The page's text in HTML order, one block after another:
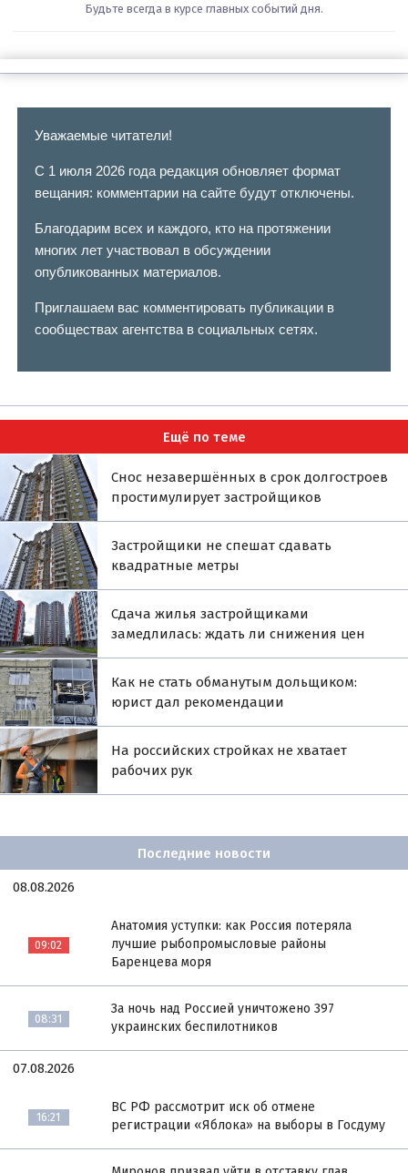
Будьте всегда в курсе главных событий дня.
Уважаемые читатели!
С 1 июля 2026 года редакция обновляет формат
вещания: комментарии на сайте будут отключены.
Благодарим всех и каждого, кто на протяжении
многих лет участвовал в обсуждении
опубликованных материалов.
Приглашаем вас комментировать публикации в
сообществах агентства в социальных сетях.
Ещё по теме
Снос незавершённых в срок долгостроев
простимулирует застройщиков
Застройщики не спешат сдавать
квадратные метры
Сдача жилья застройщиками
замедлилась: ждать ли снижения цен
Как не стать обманутым дольщиком:
юрист дал рекомендации
На российских стройках не хватает
рабочих рук
Последние новости
08.08.2026
09:02
Анатомия уступки: как Россия потеряла
лучшие рыбопромысловые районы
Баренцева моря
08:31
За ночь над Россией уничтожено 397
украинских беспилотников
07.08.2026
16:21
ВС РФ рассмотрит иск об отмене
регистрации «Яблока» на выборы в Госдуму